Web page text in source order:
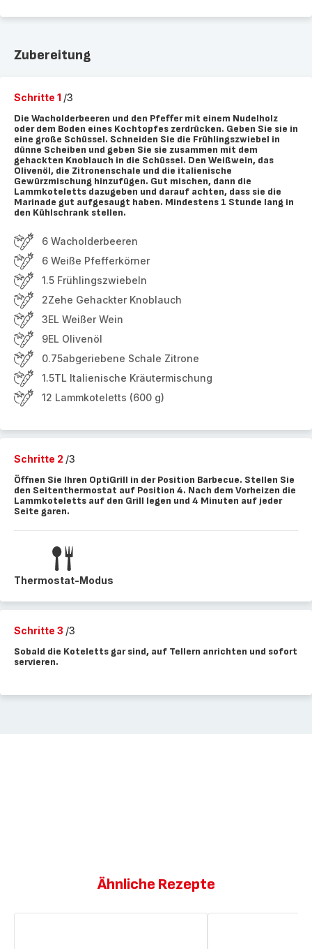
Zubereitung
Schritte 1 /3
Die Wacholderbeeren und den Pfeffer mit einem Nudelholz
oder dem Boden eines Kochtopfes zerdrücken. Geben Sie sie in
eine große Schüssel. Schneiden Sie die Frühlingszwiebel in
dünne Scheiben und geben Sie sie zusammen mit dem
gehackten Knoblauch in die Schüssel. Den Weißwein, das
Olivenöl, die Zitronenschale und die italienische
Gewürzmischung hinzufügen. Gut mischen, dann die
Lammkoteletts dazugeben und darauf achten, dass sie die
Marinade gut aufgesaugt haben. Mindestens 1 Stunde lang in
den Kühlschrank stellen.
6 Wacholderbeeren
6 Weiße Pfefferkörner
1.5 Frühlingszwiebeln
2Zehe Gehackter Knoblauch
3EL Weißer Wein
9EL Olivenöl
0.75abgeriebene Schale Zitrone
1.5TL Italienische Kräutermischung
12 Lammkoteletts (600 g)
Schritte 2 /3
Öffnen Sie Ihren OptiGrill in der Position Barbecue. Stellen Sie
den Seitenthermostat auf Position 4. Nach dem Vorheizen die
Lammkoteletts auf den Grill legen und 4 Minuten auf jeder
Seite garen.
Thermostat-Modus
Schritte 3 /3
Sobald die Koteletts gar sind, auf Tellern anrichten und sofort
servieren.
Ähnliche Rezepte